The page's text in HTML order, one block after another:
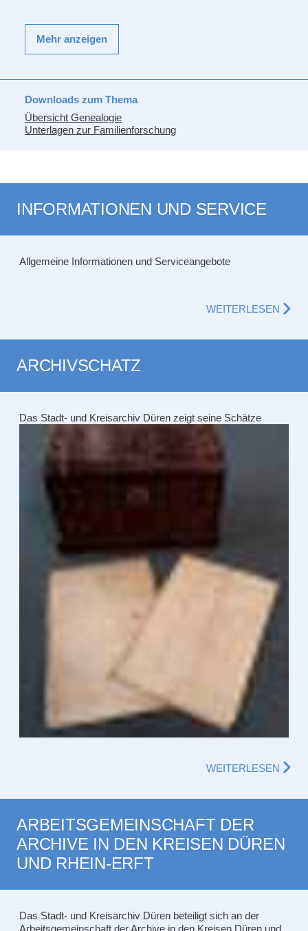
Mehr anzeigen
Downloads zum Thema
Übersicht Genealogie
Unterlagen zur Familienforschung
INFORMATIONEN UND SERVICE
Allgemeine Informationen und Serviceangebote
WEITERLESEN
ARCHIVSCHATZ
Das Stadt- und Kreisarchiv Düren zeigt seine Schätze
WEITERLESEN
ARBEITSGEMEINSCHAFT DER
ARCHIVE IN DEN KREISEN DÜREN
UND RHEIN-ERFT
Das Stadt- und Kreisarchiv Düren beteiligt sich an der
Arbeitsgemeinschaft der Archive in den Kreisen Düren und